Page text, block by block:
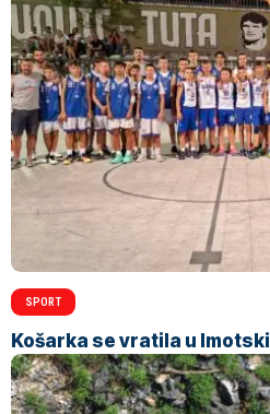
SPORT
Košarka se vratila u Imotski